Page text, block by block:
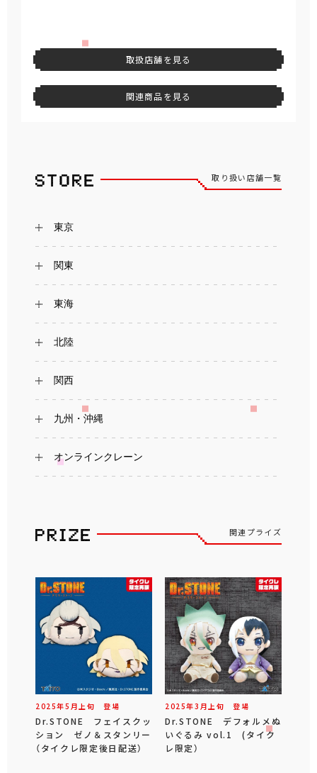
取扱店舗を見る
関連商品を見る
取り扱い店舗一覧
東京
関東
東海
北陸
関西
九州・沖縄
オンラインクレーン
関連プライズ
2025年5 月 上旬 登場
Dr.STONE フェイスクッ
ション ゼノ＆スタンリー
（タイクレ限定後日配送）
2025年3 月 上旬 登場
Dr.STONE デフォルメぬ
いぐるみ vol.1 (タイク
レ限定）